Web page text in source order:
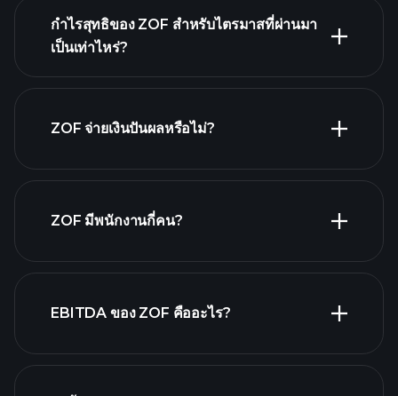
ประกอบการของ ZOF
กำไรสุทธิของ ZOF สำหรับไตรมาสที่ผ่านมา
เป็นเท่าไหร่?
รายงาน
ZOF จ่ายเงินปันผลหรือไม่?
ZOF มีพนักงานกี่คน?
EBITDA ของ ZOF คืออะไร?